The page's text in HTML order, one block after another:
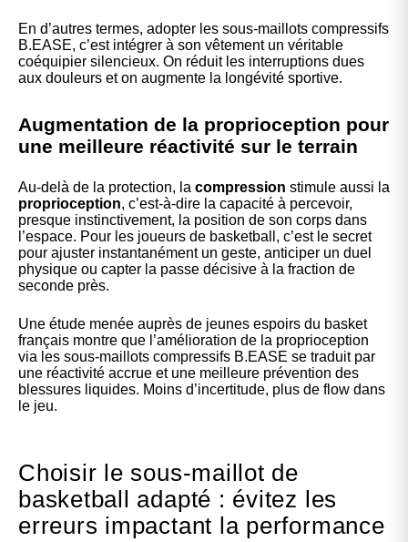
En d’autres termes, adopter les sous-maillots compressifs
B.EASE, c’est intégrer à son vêtement un véritable
coéquipier silencieux. On réduit les interruptions dues
aux douleurs et on augmente la longévité sportive.
Augmentation de la proprioception pour
une meilleure réactivité sur le terrain
Au-delà de la protection, la compression stimule aussi la
proprioception, c’est-à-dire la capacité à percevoir,
presque instinctivement, la position de son corps dans
l’espace. Pour les joueurs de basketball, c’est le secret
pour ajuster instantanément un geste, anticiper un duel
physique ou capter la passe décisive à la fraction de
seconde près.
Une étude menée auprès de jeunes espoirs du basket
français montre que l’amélioration de la proprioception
via les sous-maillots compressifs B.EASE se traduit par
une réactivité accrue et une meilleure prévention des
blessures liquides. Moins d’incertitude, plus de flow dans
le jeu.
Choisir le sous-maillot de
basketball adapté : évitez les
erreurs impactant la performance